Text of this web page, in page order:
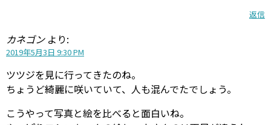
返信
カネゴン より:
2019年5月3日 9:30 PM
ツツジを見に行ってきたのね。
ちょうど綺麗に咲いていて、人も混んでたでしょう。
こうやって写真と絵を比べると面白いね。